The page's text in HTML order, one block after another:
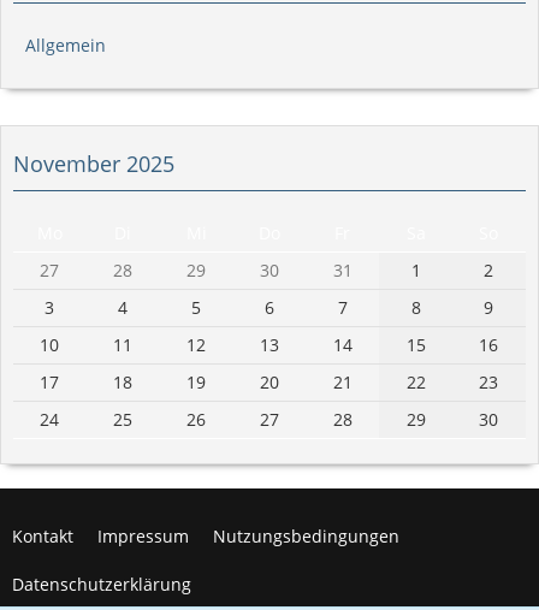
Allgemein
November 2025
27
28 29 30 31 1
2
3
4 5 6 7 8
9
10
11 12 13 14 15
16
17
18 19 20 21 22
23
24
25 26 27 28 29 30
Kontakt Impressum Nutzungsbedingungen
Datenschutzerklärung